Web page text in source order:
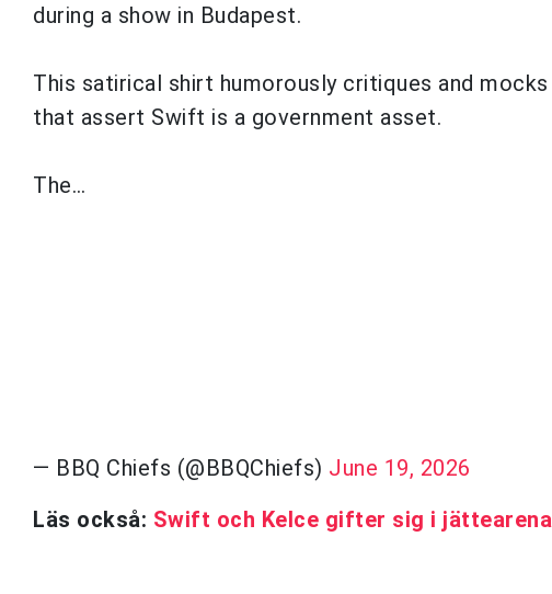
during a show in Budapest.
This satirical shirt humorously critiques and
that assert Swift is a government asset.
The…
— BBQ Chiefs (@BBQChiefs) June 19, 2026
Läs också: Swift och Kelce gifter sig i